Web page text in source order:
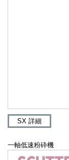
SX 詳細
一軸低速粉砕機